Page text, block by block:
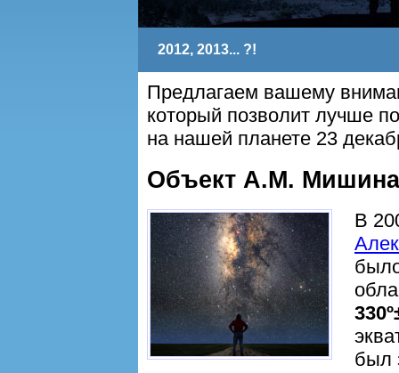
2012, 2013... ?!
Предлагаем вашему
который позволит лучше
на нашей планете 23
Объект А.М. Мишина
В
был